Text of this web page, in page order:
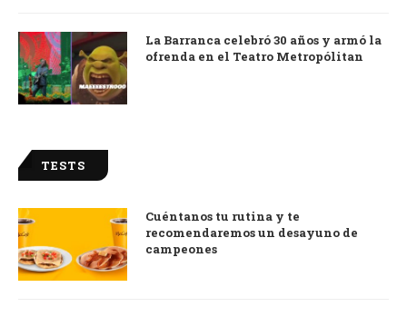
La Barranca celebró 30 años y armó la
ofrenda en el Teatro Metropólitan
TESTS
Cuéntanos tu rutina y te
recomendaremos un desayuno de
campeones